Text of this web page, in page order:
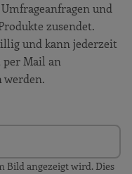
und
zusendet.
und kann jederzeit
Mail an
Bild angezeigt wird. Dies